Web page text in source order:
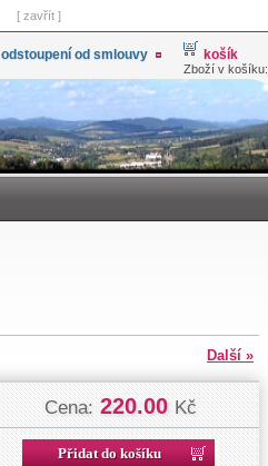
[ zavřít ]
odstoupení od smlouvy košík
Zboží v košíku:
Další »
Cena: 220.00 Kč